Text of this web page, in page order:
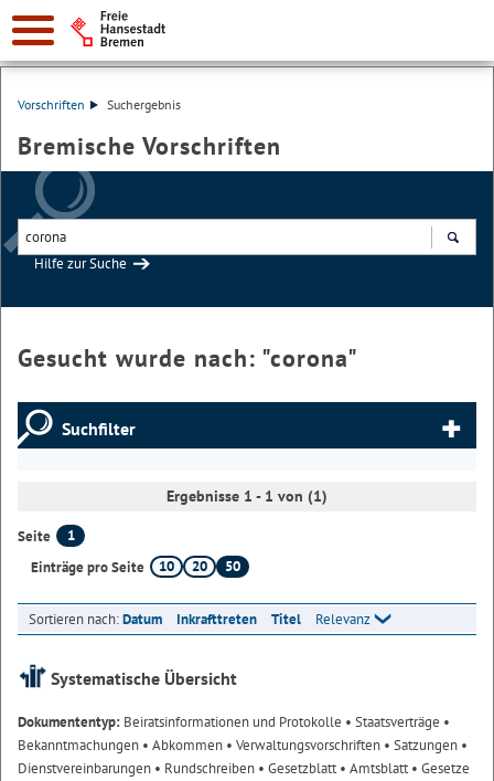
Vorschriften Suchergebnis
Bremische Vorschriften
Hilfe zur Suche
Gesucht wurde nach: "corona"
Suchfilter
Ergebnisse 1 - 1 von (1)
Seite
1
Einträge pro Seite
10 20 50
Sortieren nach:Datum Inkrafttreten Titel Relevanz
Systematische Übersicht
Dokumententyp: Beiratsinformationen und Protokolle • Staatsverträge •
Bekanntmachungen • Abkommen • Verwaltungsvorschriften • Satzungen •
Dienstvereinbarungen • Rundschreiben • Gesetzblatt• Amtsblatt• Gesetze